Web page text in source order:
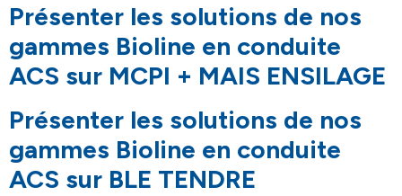
Présenter les solutions de nos
gammes Bioline en conduite
ACS sur MCPI + MAIS ENSILAGE
Présenter les solutions de nos
gammes Bioline en conduite
ACS sur BLE TENDRE